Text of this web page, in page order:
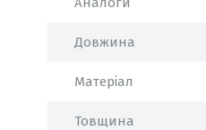
Довжина
Матеріал
Товщина